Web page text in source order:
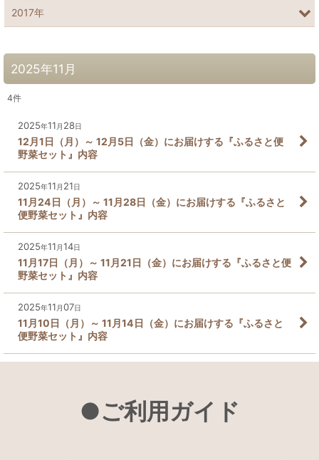
2025年11月
4件
2025年11 月 28日
12月1日（月）～ 12月5日（金）にお届けする『ふるさと便
野菜セット』内容
2025年11 月 21日
11月24日（月）～ 11月28日（金）にお届けする『ふるさと
便野菜セット』内容
2025年11 月14日
11月17日（月）～ 11月21日（金）にお届けする『ふるさと便
野菜セット』内容
2025年11 月07日
11月10日（月）～ 11月14日（金）にお届けする『ふるさと
便野菜セット』内容
2017年
●ご利用ガイド